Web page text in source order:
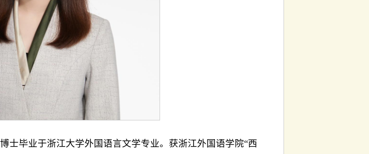
士毕业于浙江大学外国语言文学专业。获浙江外国语学院“西